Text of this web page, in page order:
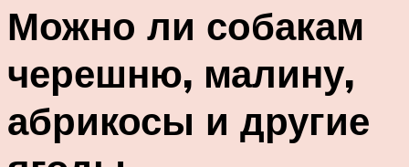
Можно ли собакам
черешню, малину,
абрикосы и другие